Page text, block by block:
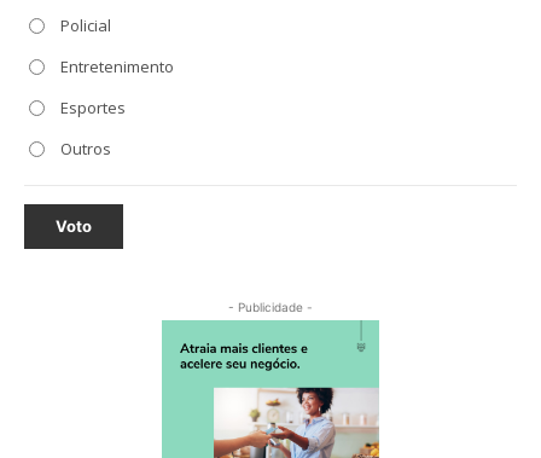
Policial
Entretenimento
Esportes
Outros
Voto
- Publicidade -